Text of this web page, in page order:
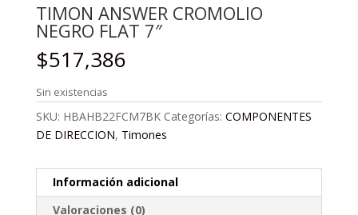
TIMON ANSWER CROMOLIO
NEGRO FLAT 7″
$517,386
Sin existencias
SKU: HBAHB22FCM7BK Categorías: COMPONENTES
DE DIRECCION, Timones
Información adicional
Valoraciones (0)